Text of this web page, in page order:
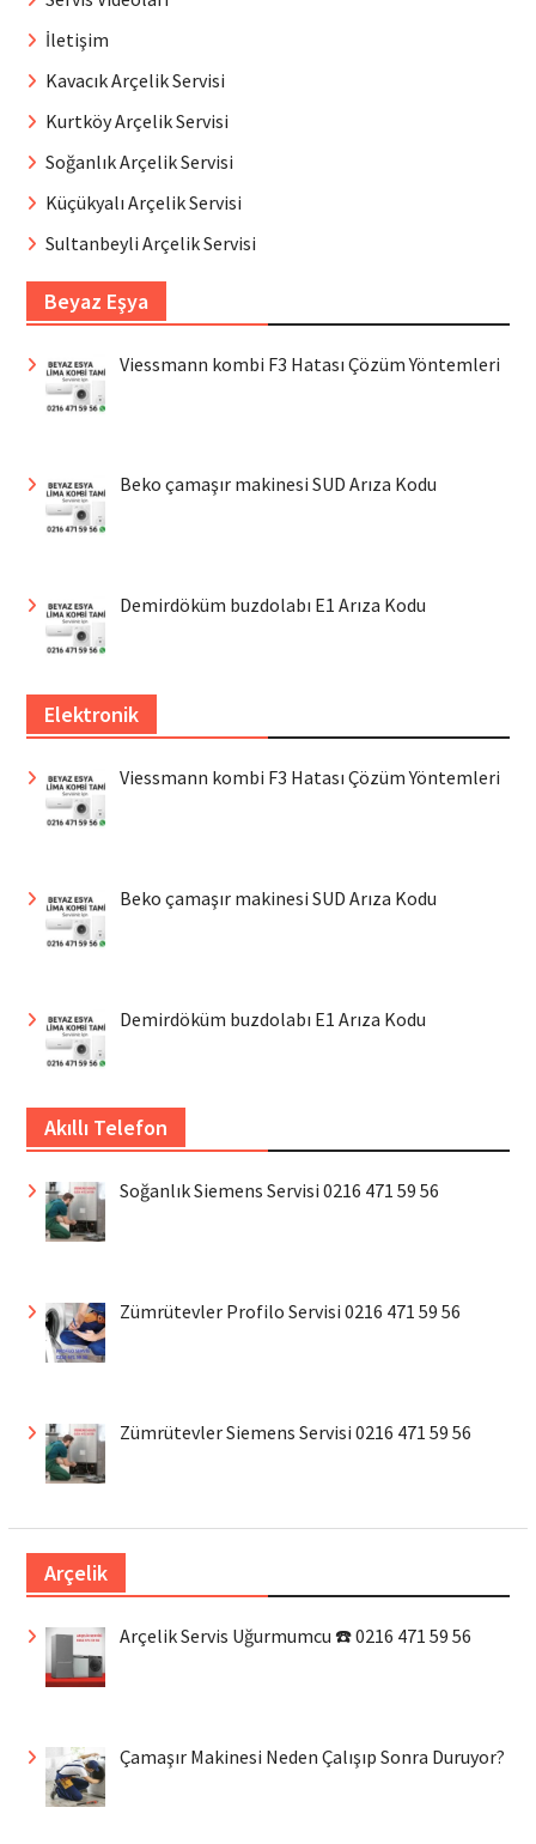
İletişim
Kavacık Arçelik Servisi
Kurtköy Arçelik Servisi
Soğanlık Arçelik Servisi
Küçükyalı Arçelik Servisi
Sultanbeyli Arçelik Servisi
Beyaz Eşya
Viessmann kombi F3 Hatası Çözüm Yöntemleri
Beko çamaşır makinesi SUD Arıza Kodu
Demirdöküm buzdolabı E1 Arıza Kodu
Elektronik
Viessmann kombi F3 Hatası Çözüm Yöntemleri
Beko çamaşır makinesi SUD Arıza Kodu
Demirdöküm buzdolabı E1 Arıza Kodu
Akıllı Telefon
Soğanlık Siemens Servisi 0216 471 59 56
Zümrütevler Profilo Servisi 0216 471 59 56
Zümrütevler Siemens Servisi 0216 471 59 56
Arçelik
Arçelik Servis Uğurmumcu ☎️ 0216 471 59 56
Çamaşır Makinesi Neden Çalışıp Sonra Duruyor?